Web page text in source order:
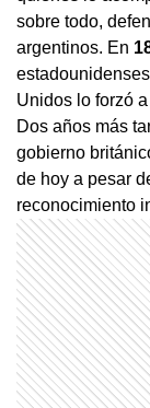
sobre todo,
argentinos. En
Unidos lo forzó
Dos años más
gobierno
de hoy a pesar
reconocimiento